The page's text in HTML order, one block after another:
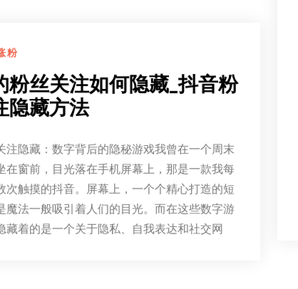
粉
粉丝关注如何隐藏_抖音粉
隐藏方法
注隐藏：数字背后的隐秘游戏我曾在一个周末
在窗前，目光落在手机屏幕上，那是一款我每
次触摸的抖音。屏幕上，一个个精心打造的短
魔法一般吸引着人们的目光。而在这些数字游
藏着的是一个关于隐私、自我表达和社交网